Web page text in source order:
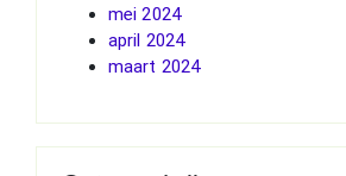
mei 2024
april 2024
maart 2024